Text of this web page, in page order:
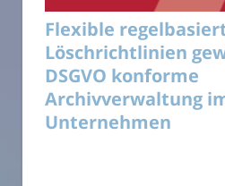
Flexible
Löschrichtlinien
DSGVO konforme
Archivverwaltung
Unternehmen